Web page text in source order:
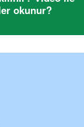
okunur?